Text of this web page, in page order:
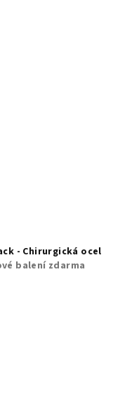
- Chirurgická ocel
balení zdarma